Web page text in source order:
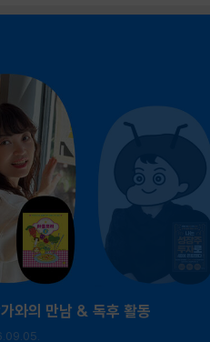
가와의 만남 & 독후 활동